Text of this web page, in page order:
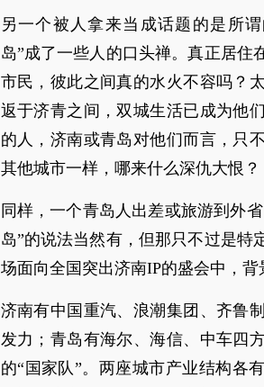
另一个被人拿来当成话题的是所
岛”成了一些人的口头禅。真正居住
市民，彼此之间真的水火不容吗？
返于济青之间，双城生活已成为他
的人，济南或青岛对他们而言，只
其他城市一样，哪来什么深仇大恨？
同样，一个青岛人出差或旅游到外
岛”的说法当然有，但那只不过是特
场面向全国突出济南IP的盛会中，背
济南有中国重汽、浪潮集团、齐鲁
发力；青岛有海尔、海信、中车四
的“国家队”。两座城市产业结构各